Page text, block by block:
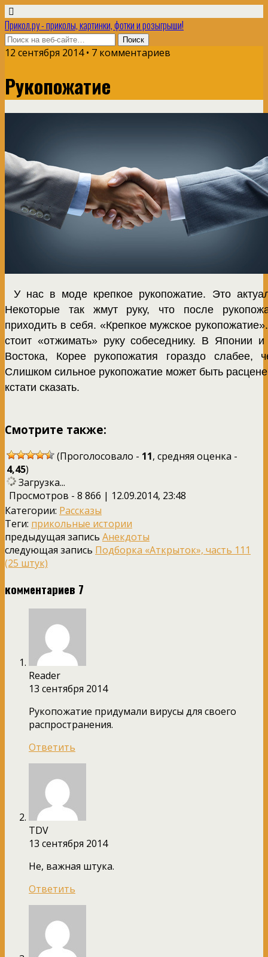
Прикол.ру - приколы, картинки, фотки и розыгрыши!
12 сентября 2014 • 7 комментариев
Рукопожатие
У нас в моде крепкое рукопожатие. Это
Некоторые так жмут руку, что после
приходить в себя. «Крепкое мужское
стоит «отжимать» руку собеседнику. В Японии
Востока, Корее рукопожатия гораздо слабее,
Слишком сильное рукопожатие может быть
кстати сказать.
Смотрите также:
(Проголосовало - 11, средняя оценка -
4,45)
Загрузка...
Просмотров - 8 866 | 12.09.2014, 23:48
Категории: Рассказы
Теги: прикольные истории
предыдущая запись Анекдоты
следующая запись Подборка «Аткрыток», часть 111
(25 штук)
комментариев 7
Reader
13 сентября 2014
Рукопожатие придумали вирусы для своего
распространения.
Ответить
TDV
13 сентября 2014
Не, важная штука.
Ответить